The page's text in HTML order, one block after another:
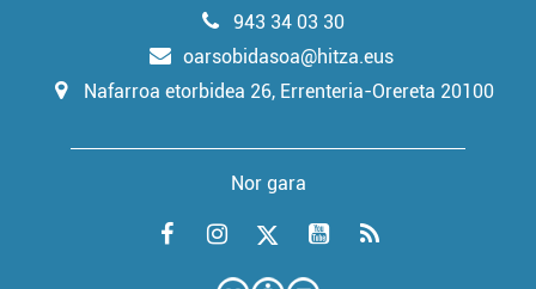
943 34 03 30
oarsobidasoa@hitza.eus
Nafarroa etorbidea 26, Errenteria-Orereta 20100
Nor gara